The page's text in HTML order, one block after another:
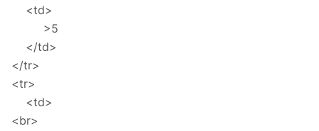
<td>
>5
</td>
</tr>
<tr>
<td>
<br>